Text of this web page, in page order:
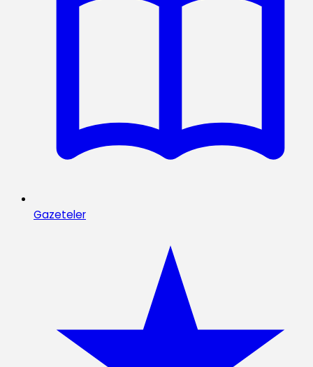
Gazeteler